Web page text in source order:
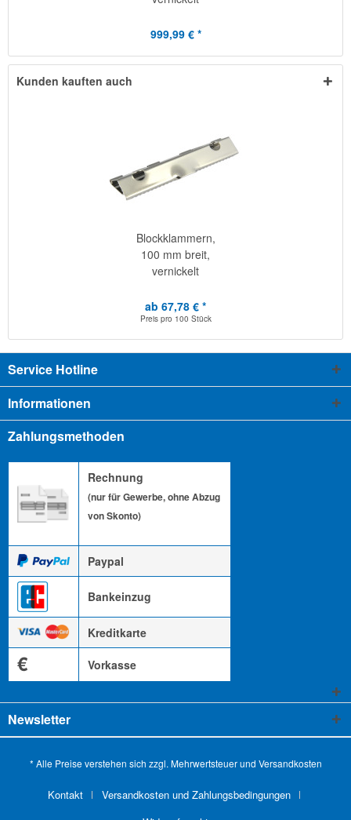
999,99 € *
Kunden kauften auch
Blockklammern,
100 mm breit,
vernickelt
ab 67,78 € *
Preis pro 100 Stück
Service Hotline
Informationen
Zahlungsmethoden
Rechnung
(nur für Gewerbe, ohne Abzug
von Skonto)
Paypal
Bankeinzug
Kreditkarte
€ Vorkasse
Newsletter
* Alle Preise verstehen sich zzgl. Mehrwertsteuer und Versandkosten
Kontakt
Versandkosten und Zahlungsbedingungen